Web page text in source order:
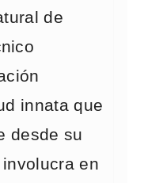
de
innata que
desde su
en